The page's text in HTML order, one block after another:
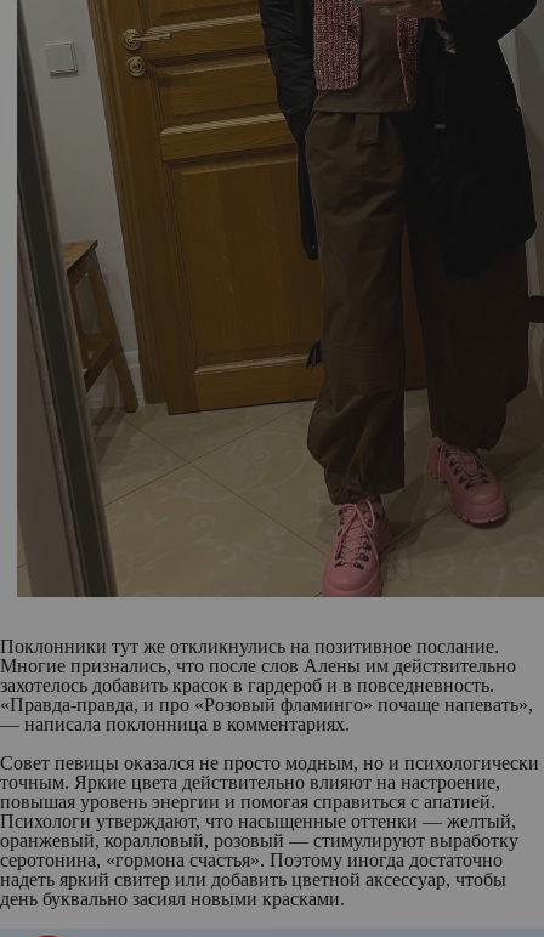
Поклонники тут же откликнулись на позитивное послание.
Многие признались, что после слов Алены им действительно
захотелось добавить красок в гардероб и в повседневность.
«Правда-правда, и про «Розовый фламинго» почаще напевать»,
— написала поклонница в комментариях.
Совет певицы оказался не просто модным, но и психологически
точным. Яркие цвета действительно влияют на настроение,
повышая уровень энергии и помогая справиться с апатией.
Психологи утверждают, что насыщенные оттенки — желтый,
оранжевый, коралловый, розовый — стимулируют выработку
серотонина, «гормона счастья». Поэтому иногда достаточно
надеть яркий свитер или добавить цветной аксессуар, чтобы
день буквально засиял новыми красками.